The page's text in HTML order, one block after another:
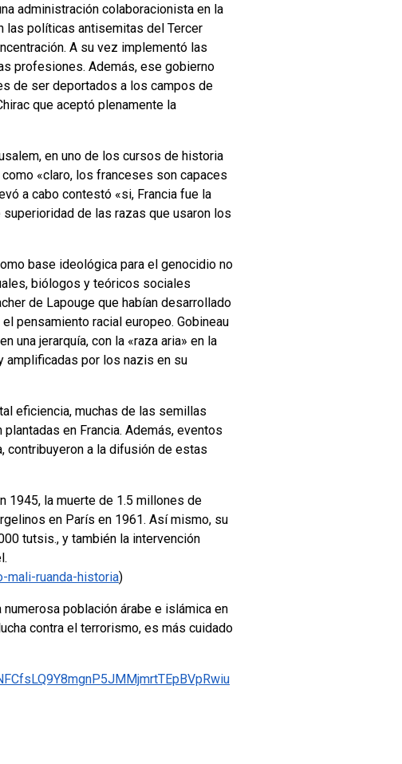
administración colaboracionista en la
las políticas antisemitas del Tercer
A su vez implementó las
profesiones. Además, ese gobierno
de ser deportados a los campos de
que aceptó plenamente la
en uno de los cursos de historia
«claro, los franceses son capaces
a cabo contestó «si, Francia fue la
de las razas que usaron los
base ideológica para el genocidio no
biólogos y teóricos sociales
de Lapouge que habían desarrollado
pensamiento racial europeo. Gobineau
una jerarquía, con la «raza aria» en la
amplificadas por los nazis en su
eficiencia, muchas de las semillas
en Francia. Además, eventos
contribuyeron a la difusión de estas
1945, la muerte de 1.5 millones de
en París en 1961. Así mismo, su
tutsis., y también la intervención
ruanda-historia)
población árabe e islámica en
contra el terrorismo, es más cuidado